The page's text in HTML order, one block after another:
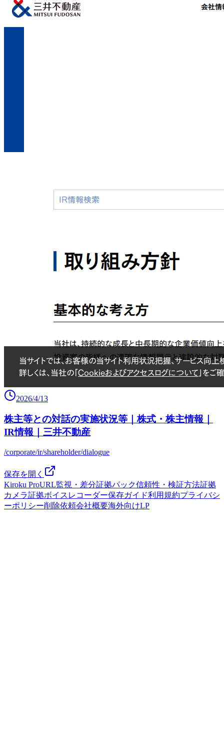
2026/4/13
株主等との対話の実施状況等｜株式・株主情報｜
IR情報｜三井不動産
/corporate/ir/shareholder/dialogue
保存を開く
Kiroku ProURL監視・差分証拠パック信頼性・検証方法証拠
カメラ証拠ボイスレコーダー保存ガイド利用規約プライバシ
ーポリシー削除依頼会社概要海外向けLP